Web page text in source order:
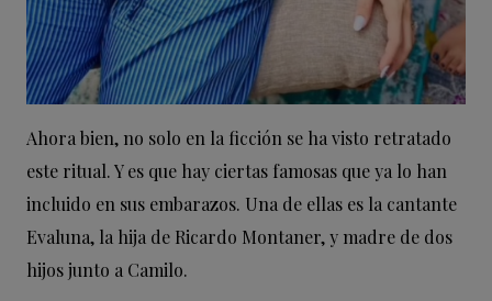
Ahora bien, no solo en la ficción se ha visto retratado
este ritual. Y es que hay ciertas famosas que ya lo han
incluido en sus embarazos. Una de ellas es la cantante
Evaluna, la hija de Ricardo Montaner, y madre de dos
hijos junto a Camilo.